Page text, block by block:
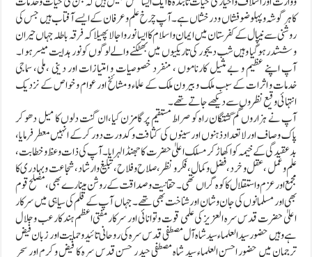
کا ہر گوشہ و پہلو ضوفشاں و درخشاں ہے ۔ آپ چرخ علم و عرفان کے ایسے آفتاب ہیں جس کی
روشنی سے نیپال کے کفرستان میں ایمان واسلام کا ایسا نور و اجالا پھیلا کہ فرقہ باطلہ جہاں حیران
و ششدر ہوگیا وہیں شب دیجور کی تاریکیوں میں بھٹکنے والے لوگوں کو نور ہدایت میسر ہو ا ۔
آپ اپنے عظیم و بے مثیل کارناموں ، منفرد خصوصیات و امتیازات اور دینی ،ملی، سماجی
خدمات و اثرات کے سبب ملک و بیرون ملک کے علماء و مشائخ اور عوام و خواص کے نزدیک
انتہائی وقیع نظروں سے دیکھے جاتے تھے۔
آپ نے ہزاروں گم گشتگان راہ کو صراط مستقیم پر گامزن کیا،ان گنت دلوں کا میل دھو کر
پاک و صاف اور لا تعداد ذہنوں اور سینوں کی کثافت و کدورت دور کر کے انہیں معطر فرمایا،
بدعقیدگی کے خیمہ کو اکھاڑ کر مسلک اعلیٰ حضرت کا جھنڈا لہرایا۔آپ کی ذات وعظ و خطابت ،
علم و عمل ، عقل و خرد ،فضل و کمال ،فکر و نظر ، صلاح و فلاح ،تبلیغ وارشاد ،شجاعت و بہادری کا
مجمع اور عز م و استقلال کا کو ہ گراں تھی۔ حقانیت و صداقت کے روشن مینارے بھی ،مصلح قوم
بھی اور مسلمانوں کی جان و شان اور شناخت بھی تھے۔جہاں آپ کے قلم کی سیاہی میں سرکار
اعلیٰ حضرت قدس سرہ العزیز کی علمی قوت و توانائی اور سرکار مفتی اعظم ہند کا رعب وجلا ل
ہے وہیں حضور سید العلماء سید شاہ آل مصطفی قدس سرہ کی روحانی تائید وحمایت اور زبان فیض
ترجمان میں حضور احسن العلماء سید شاہ مصطفی حید ر حسن قدس سرہ کا فیض و کرم اور سحر